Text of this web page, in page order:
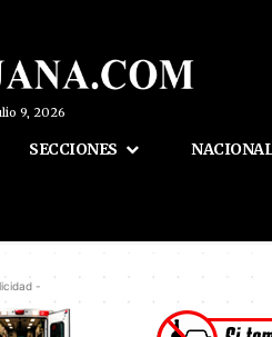
9, 2026
SECCIONES NACIONAL
-